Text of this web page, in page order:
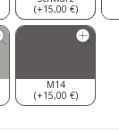
(+15,00 €)
M14
(+15,00 €)